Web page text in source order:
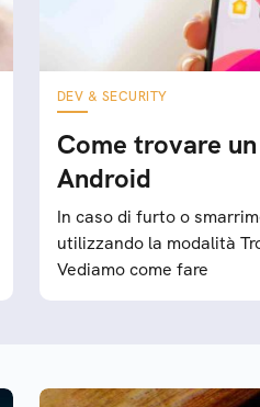
DEV & SECURITY
Come trovare
Android
In caso di furto o
utilizzando la modalità
Vediamo come fare